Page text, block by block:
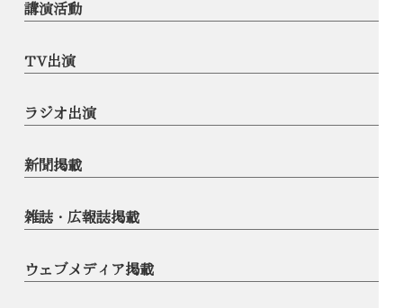
講演活動
TV出演
ラジオ出演
新聞掲載
雑誌・広報誌掲載
ウェブメディア掲載